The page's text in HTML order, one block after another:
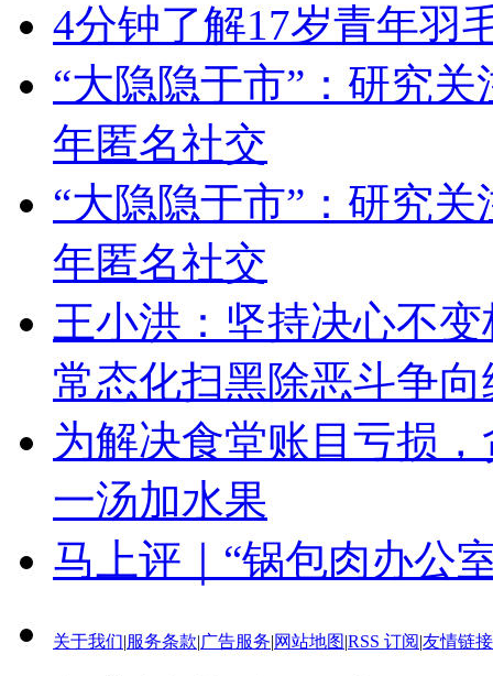
4分钟了解17岁青年羽
“大隐隐于市”：研究
年匿名社交
“大隐隐于市”：研究
年匿名社交
王小洪：坚持决心不
常态化扫黑除恶斗争
为解决食堂账目亏损
一汤加水果
马上评｜“锅包肉办公
关于我们|服务条款|广告服务|网站地图|RSS 订阅|友情链接